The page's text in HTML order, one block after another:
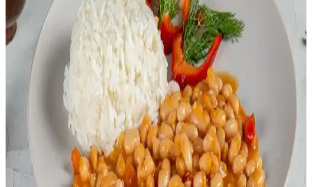
Risotto Pişirme Süresi ve Teknikleri: Doğru Kıvam
ve Lezzet İçin Rehber
Risotto pişirme süresi tariflerde belirtilenden farklı olabilir. Pirinç
türü, stok sıcaklığı ve ısı kontrolü gibi faktörler süreci etkiler. Doğru
tekniklerle ideal kıvam ve lezzet elde edilir.
Kızarmış Pilav Hazırlamada Temel Teknikler ve
Malzeme Seçimi Rehberi
Kızarmış pilavın lezzetini artırmak için pirinç seçimi, soslar ve
pişirme tekniklerine dair temel ipuçları sunulmaktadır. Doğru
malzeme ve yöntemlerle pilavınız daha lezzetli olur.